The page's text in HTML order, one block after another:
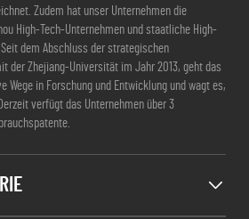
Zudem hat unser Unternehmen die
High-Tech-Unternehmen und staatliche High-
dem Abschluss der strategischen
der Zhejiang-Universität im Jahr 2013, geht das
Wege in Forschung und Entwicklung und wagt es,
verfügt das Unternehmen über 3